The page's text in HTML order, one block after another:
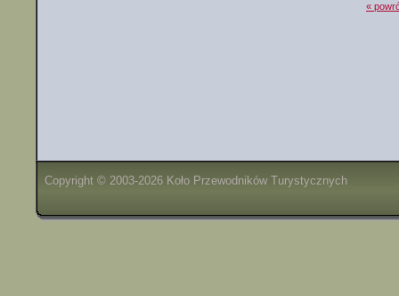
«
Copyright © 2003-2026 Koło Przewodników Turystycznych